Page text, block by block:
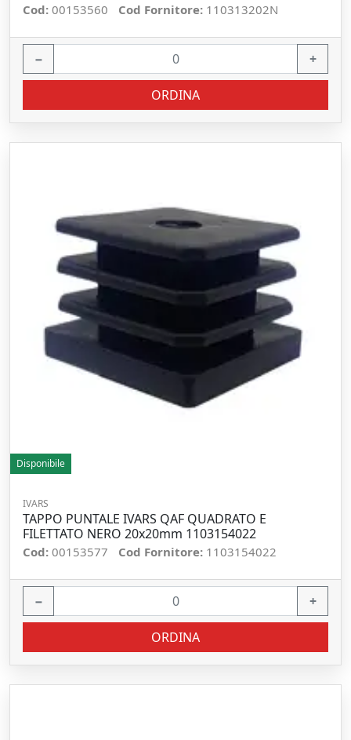
Cod: 00153560 Cod Fornitore: 110313202N
− +
ORDINA
Disponibile
IVARS
TAPPO PUNTALE IVARS QAF QUADRATO E
FILETTATO NERO 20x20mm 1103154022
Cod: 00153577 Cod Fornitore: 1103154022
− +
ORDINA